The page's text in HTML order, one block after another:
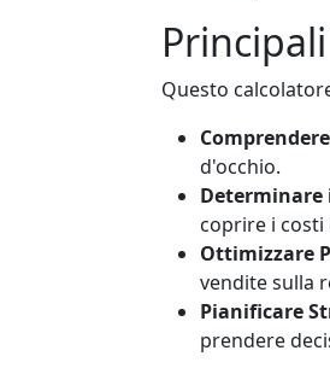
Questo
d'occhio.
Determinare
coprire i
Ottimizzare
vendite sulla
Pianificare
prendere